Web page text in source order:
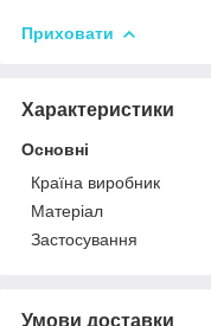
Приховати
Характеристики
Основні
Країна виробник
Матеріал
Застосування
Умови доставки